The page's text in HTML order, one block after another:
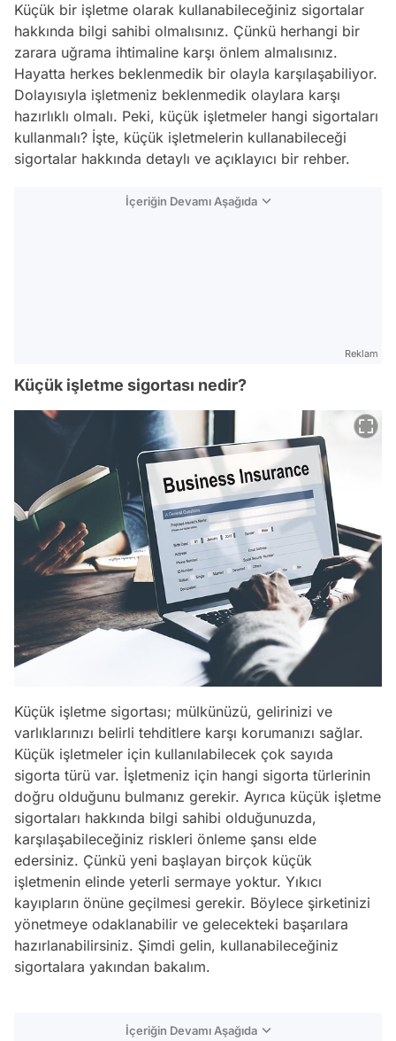
Küçük bir işletme olarak kullanabileceğiniz sigortalar
hakkında bilgi sahibi olmalısınız. Çünkü herhangi bir
zarara uğrama ihtimaline karşı önlem almalısınız.
Hayatta herkes beklenmedik bir olayla karşılaşabiliyor.
Dolayısıyla işletmeniz beklenmedik olaylara karşı
hazırlıklı olmalı. Peki, küçük işletmeler hangi sigortaları
kullanmalı? İşte, küçük işletmelerin kullanabileceği
sigortalar hakkında detaylı ve açıklayıcı bir rehber.
İçeriğin Devamı Aşağıda
Reklam
Küçük işletme sigortası nedir?
Küçük işletme sigortası; mülkünüzü, gelirinizi ve
varlıklarınızı belirli tehditlere karşı korumanızı sağlar.
Küçük işletmeler için kullanılabilecek çok sayıda
sigorta türü var. İşletmeniz için hangi sigorta türlerinin
doğru olduğunu bulmanız gerekir. Ayrıca küçük işletme
sigortaları hakkında bilgi sahibi olduğunuzda,
karşılaşabileceğiniz riskleri önleme şansı elde
edersiniz. Çünkü yeni başlayan birçok küçük
işletmenin elinde yeterli sermaye yoktur. Yıkıcı
kayıpların önüne geçilmesi gerekir. Böylece şirketinizi
yönetmeye odaklanabilir ve gelecekteki başarılara
hazırlanabilirsiniz. Şimdi gelin, kullanabileceğiniz
sigortalara yakından bakalım.
İçeriğin Devamı Aşağıda